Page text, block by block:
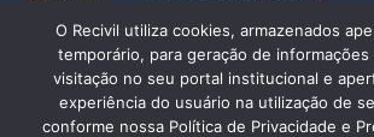
0 315
O Recivil utiliza cookies, armazenados
temporário, para geração de
visitação no seu portal institucional e
experiência do usuário na utilização de
conforme nossa Política de Privacidade e